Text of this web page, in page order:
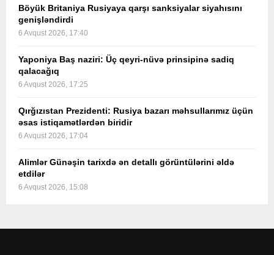
Böyük Britaniya Rusiyaya qarşı sanksiyalar siyahısını
genişləndirdi
6 Avqust 2026, 17:40
Yaponiya Baş naziri: Üç qeyri-nüvə prinsipinə sadiq
qalacağıq
6 Avqust 2026, 17:25
Qırğızıstan Prezidenti: Rusiya bazarı məhsullarımız üçün
əsas istiqamətlərdən biridir
6 Avqust 2026, 17:04
Alimlər Günəşin tarixdə ən detallı görüntülərini əldə
etdilər
6 Avqust 2026, 15:08